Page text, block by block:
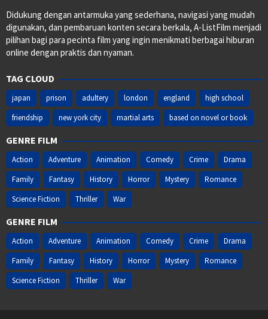
Didukung dengan antarmuka yang sederhana, navigasi yang mudah
digunakan, dan pembaruan konten secara berkala, A-ListFilm menjadi
pilihan bagi para pecinta film yang ingin menikmati berbagai hiburan
online dengan praktis dan nyaman.
TAG CLOUD
japan prison adultery london england
high school
friendship
new york city martial arts based on novel or book
GENRE FILM
Action Adventure Animation Comedy Crime
Drama
Family
Fantasy History Horror Mystery
Romance
Science Fiction
Thriller War
GENRE FILM
Action Adventure Animation Comedy Crime
Drama
Family
Fantasy History Horror Mystery
Romance
Science Fiction
Thriller War